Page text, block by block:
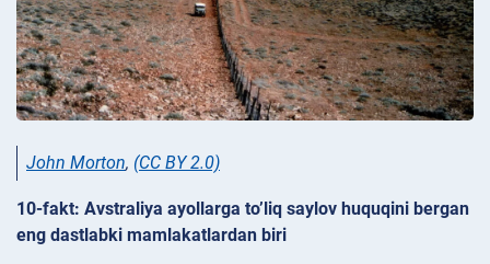
John Morton, (CC BY 2.0)
10-fakt: Avstraliya ayollarga to’liq saylov huquqini bergan
eng dastlabki mamlakatlardan biri